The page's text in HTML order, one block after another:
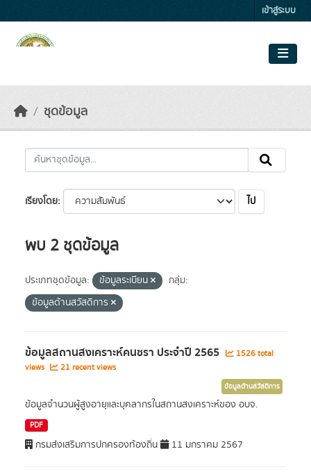
เข้าสู่ระบบ
ชุดข้อมูล
เรียงโดย ไป
พบ 2 ชุดข้อมูล
ประเภทชุดข้อมูล: ข้อมูลระเบียน
กลุ่ม:
ข้อมูลด้านสวัสดิการ
ข้อมูลสถานสงเคราะห์คนชรา ประจำปี 2565
1526 total
views
21 recent views
ข้อมูลด้านสวัสดิการ
ข้อมูลจำนวนผู้สูงอายุและบุคลากรในสถานสงเคราะห์ของ อบจ.
PDF
กรมส่งเสริมการปกครองท้องถิ่น 11 มกราคม 2567